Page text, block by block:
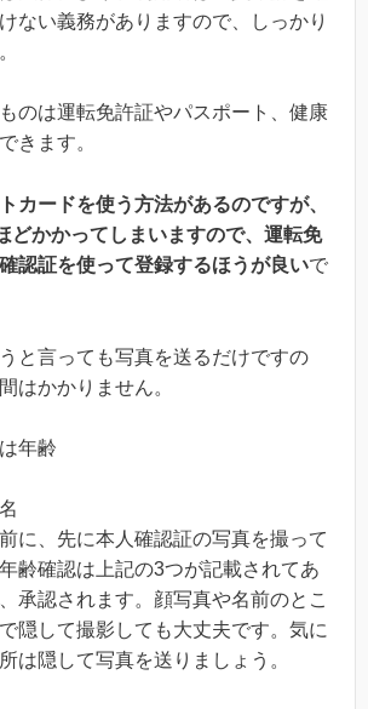
ない義務がありますので、しっかり
のは運転免許証やパスポート、健康
きます。
カードを使う方法があるのですが、
どかかってしまいますので、運転免
認証を使って登録するほうが良いで
と言っても写真を送るだけですの
はかかりません。
年齢
に、先に本人確認証の写真を撮って
齢確認は上記の3つが記載されてあ
承認されます。顔写真や名前のとこ
隠して撮影しても大丈夫です。気に
は隠して写真を送りましょう。